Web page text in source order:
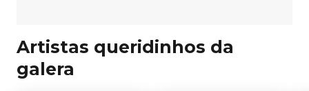
Artistas queridinhos da
galera